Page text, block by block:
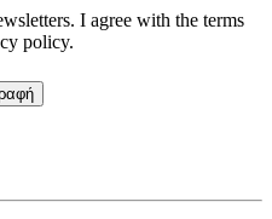
I agree with the terms
policy.